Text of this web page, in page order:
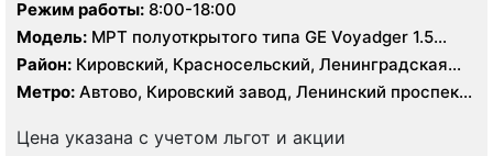
Режим работы: 8:00-18:00
Модель: МРТ полуоткрытого типа GЕ Voyadger 1.5
Тесла, КТ Siemens Somatom Difinition AS 64 - 64 среза,
Район: Кировский, Красносельский, Ленинградская
область, Петродворцовый
Метро: Автово, Кировский завод, Ленинский проспект,
Цена указана с учетом льгот и акции